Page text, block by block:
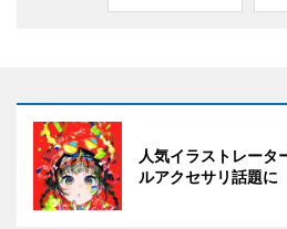
人気イラストレー
ルアクセサリ話題に